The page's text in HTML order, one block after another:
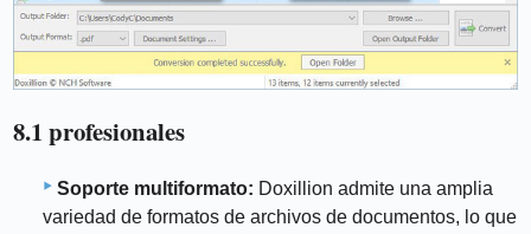
8.1 profesionales
Soporte multiformato: Doxillion admite una amplia
variedad de formatos de archivos de documentos, lo que